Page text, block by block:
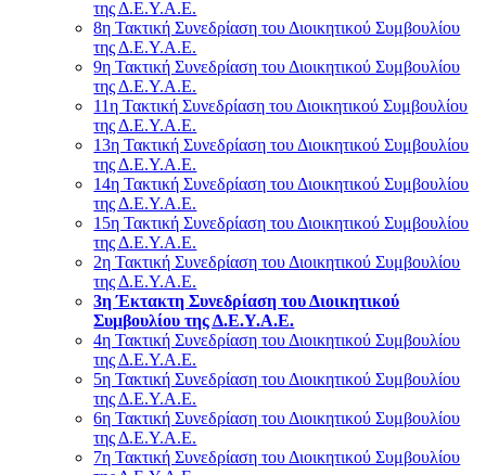
της Δ.Ε.Υ.Α.Ε.
8η Τακτική Συνεδρίαση του Διοικητικού Συμβουλίου
της Δ.Ε.Υ.Α.Ε.
9η Τακτική Συνεδρίαση του Διοικητικού Συμβουλίου
της Δ.Ε.Υ.Α.Ε.
11η Τακτική Συνεδρίαση του Διοικητικού Συμβουλίου
της Δ.Ε.Υ.Α.Ε.
13η Τακτική Συνεδρίαση του Διοικητικού Συμβουλίου
της Δ.Ε.Υ.Α.Ε.
14η Τακτική Συνεδρίαση του Διοικητικού Συμβουλίου
της Δ.Ε.Υ.Α.Ε.
15η Τακτική Συνεδρίαση του Διοικητικού Συμβουλίου
της Δ.Ε.Υ.Α.Ε.
2η Τακτική Συνεδρίαση του Διοικητικού Συμβουλίου
της Δ.Ε.Υ.Α.Ε.
3η Έκτακτη Συνεδρίαση του Διοικητικού
Συμβουλίου της Δ.Ε.Υ.Α.Ε.
4η Τακτική Συνεδρίαση του Διοικητικού Συμβουλίου
της Δ.Ε.Υ.Α.Ε.
5η Τακτική Συνεδρίαση του Διοικητικού Συμβουλίου
της Δ.Ε.Υ.Α.Ε.
6η Τακτική Συνεδρίαση του Διοικητικού Συμβουλίου
της Δ.Ε.Υ.Α.Ε.
7η Τακτική Συνεδρίαση του Διοικητικού Συμβουλίου